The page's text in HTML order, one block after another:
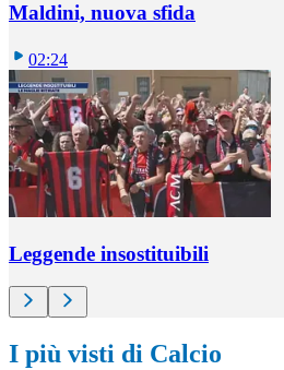
Maldini, nuova sfida
02:24
Leggende insostituibili
I più visti di Calcio